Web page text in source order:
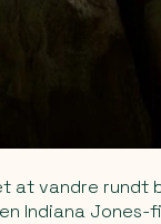
at vandre rundt
Indiana Jones-